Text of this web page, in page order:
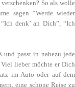
So als wolle
sagen “Werde wieder
“Ich denk’ an Dich”, “Ich
und passt in nahezu jede
lieber möchte er Dich
im Auto oder auf dem
eine schöne Reise zu